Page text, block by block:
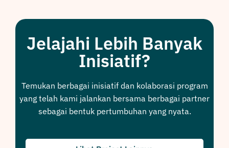
Jelajahi Lebih Banyak
Inisiatif?
Temukan berbagai inisiatif dan kolaborasi program
yang telah kami jalankan bersama berbagai partner
sebagai bentuk pertumbuhan yang nyata.